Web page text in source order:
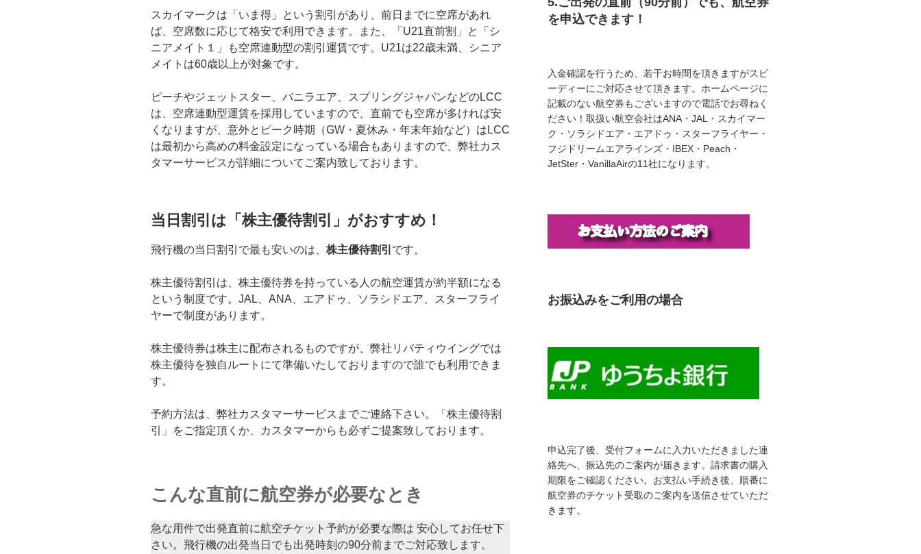
スカイマークは「いま得」という割引があり、前日までに空席があれ
ば、空席数に応じて格安で利用できます。また、「U21直前割」と「シ
ニアメイト１」も空席連動型の割引運賃です。U21は22歳未満、シニア
メイトは60歳以上が対象です。
ピーチやジェットスター、バニラエア、スプリングジャパンなどのLCC
は、空席連動型運賃を採用していますので、直前でも空席が多ければ安
くなりますが、意外とピーク時期（GW・夏休み・年末年始など）はLCC
は最初から高めの料金設定になっている場合もありますので、弊社カス
タマーサービスが詳細についてご案内致しております。
当日割引は「株主優待割引」がおすすめ！
飛行機の当日割引で最も安いのは、 株主優待割引 です。
株主優待割引は、株主優待券を持っている人の航空運賃が約半額になる
という制度です。JAL、ANA、エアドゥ、ソラシドエア、スターフライ
ヤーで制度があります。
株主優待券は株主に配布されるものですが、弊社リバティウイングでは
株主優待を独自ルートにて準備いたしておりますので誰でも利用できま
す。
予約方法は、弊社カスタマーサービスまでご連絡下さい。「株主優待割
引」をご指定頂くか、カスタマーからも必ずご提案致しております。
こんな直前に航空券が必要なとき
急な用件で出発直前に航空チケット予約が必要な際は 安心してお任せ下
さい。飛行機の出発当日でも出発時刻の90分前までご対応致します。
を申込できます！
入金確認を行うため、若干お時間を頂きますがスピ
ーディーにご対応させて頂きます。ホームページに
記載のない航空券もございますので電話でお尋ねく
ださい！取扱い航空会社はANA・JAL・スカイマー
ク・ソラシドエア・エアドゥ・スターフライヤー・
フジドリームエアラインズ・IBEX・Peach・
JetSter・VanillaAirの11社になります。
お振込みをご利用の場合
申込完了後、受付フォームに入力いただきました連
絡先へ、振込先のご案内が届きます。請求書の購入
期限をご確認ください。お支払い手続き後、順番に
航空券のチケット受取のご案内を送信させていただ
きます。